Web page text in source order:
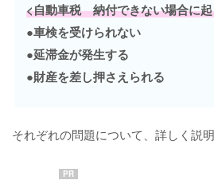
<自動車税 納付できない場合に
●車検を受けられない
●延滞金が発生する
●財産を差し押さえられる
それぞれの問題について、詳しく説明
PR